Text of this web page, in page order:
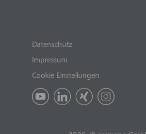
Datenschutz
Impressum
Cookie Einstellungen